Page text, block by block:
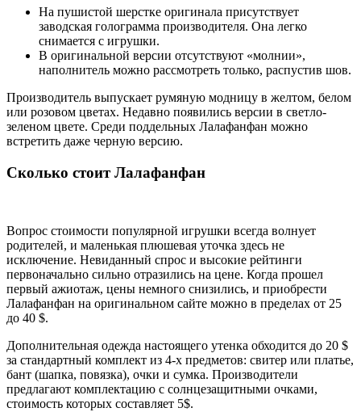
На пушистой шерстке оригинала присутствует
заводская голограмма производителя. Она легко
снимается с игрушки.
В оригинальной версии отсутствуют «молнии»,
наполнитель можно рассмотреть только, распустив шов.
Производитель выпускает румяную модницу в желтом, белом
или розовом цветах. Недавно появились версии в светло-
зеленом цвете. Среди поддельных Лалафанфан можно
встретить даже черную версию.
Сколько стоит Лалафанфан
Вопрос стоимости популярной игрушки всегда волнует
родителей, и маленькая плюшевая уточка здесь не
исключение. Невиданный спрос и высокие рейтинги
первоначально сильно отразились на цене. Когда прошел
первый ажиотаж, цены немного снизились, и приобрести
Лалафанфан на оригинальном сайте можно в пределах от 25
до 40 $.
Дополнительная одежда настоящего утенка обходится до 20 $
за стандартный комплект из 4-х предметов: свитер или платье,
бант (шапка, повязка), очки и сумка. Производители
предлагают комплектацию с солнцезащитными очками,
стоимость которых составляет 5$.